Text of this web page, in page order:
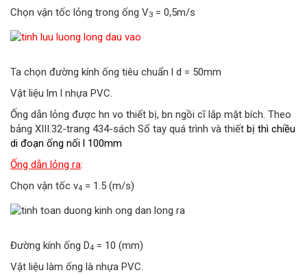
Chọn vận tốc lỏng trong ống V3 = 0,5m/s
Ta chọn đường kính ống tiêu chuẩn l d = 50mm
Vật liệu lm l nhựa PVC.
Ống dẫn lỏng được hn vo thiết bị, bn ngồi cĩ lắp mặt bích. Theo
bảng XIII.32-trang 434-sách Sổ tay quá trình và thiết bị thì chiều
di đoạn ống nối l 100mm
Ống dẫn lỏng ra:
Chọn vận tốc v4 = 1.5 (m/s)
Đường kính ống D4 = 10 (mm)
Vật liệu làm ống là nhựa PVC.